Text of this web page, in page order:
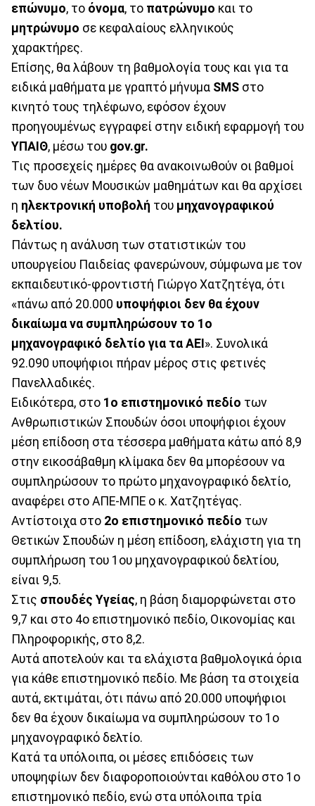
επώνυμο, το όνομα, το πατρώνυμο και το
μητρώνυμο σε κεφαλαίους ελληνικούς
χαρακτήρες.
Επίσης, θα λάβουν τη βαθμολογία τους και για τα
ειδικά μαθήματα με γραπτό μήνυμα SMS στο
κινητό τους τηλέφωνο, εφόσον έχουν
προηγουμένως εγγραφεί στην ειδική εφαρμογή του
ΥΠΑΙΘ, μέσω του gov.gr.
Τις προσεχείς ημέρες θα ανακοινωθούν οι βαθμοί
των δυο νέων Μουσικών μαθημάτων και θα αρχίσει
η ηλεκτρονική υποβολή του μηχανογραφικού
δελτίου.
Πάντως η ανάλυση των στατιστικών του
υπουργείου Παιδείας φανερώνουν, σύμφωνα με τον
εκπαιδευτικό-φροντιστή Γιώργο Χατζητέγα, ότι
«πάνω από 20.000 υποψήφιοι δεν θα έχουν
δικαίωμα να συμπληρώσουν το 1ο
μηχανογραφικό δελτίο για τα ΑΕΙ». Συνολικά
92.090 υποψήφιοι πήραν μέρος στις φετινές
Πανελλαδικές.
Ειδικότερα, στο 1ο επιστημονικό πεδίο των
Ανθρωπιστικών Σπουδών όσοι υποψήφιοι έχουν
μέση επίδοση στα τέσσερα μαθήματα κάτω από 8,9
στην εικοσάβαθμη κλίμακα δεν θα μπορέσουν να
συμπληρώσουν το πρώτο μηχανογραφικό δελτίο,
αναφέρει στο ΑΠΕ-ΜΠΕ ο κ. Χατζητέγας.
Αντίστοιχα στο 2ο επιστημονικό πεδίο των
Θετικών Σπουδών η μέση επίδοση, ελάχιστη για τη
συμπλήρωση του 1ου μηχανογραφικού δελτίου,
είναι 9,5.
Στις σπουδές Υγείας, η βάση διαμορφώνεται στο
9,7 και στο 4ο επιστημονικό πεδίο, Οικονομίας και
Πληροφορικής, στο 8,2.
Αυτά αποτελούν και τα ελάχιστα βαθμολογικά όρια
για κάθε επιστημονικό πεδίο. Με βάση τα στοιχεία
αυτά, εκτιμάται, ότι πάνω από 20.000 υποψήφιοι
δεν θα έχουν δικαίωμα να συμπληρώσουν το 1ο
μηχανογραφικό δελτίο.
Κατά τα υπόλοιπα, οι μέσες επιδόσεις των
υποψηφίων δεν διαφοροποιούνται καθόλου στο 1ο
επιστημονικό πεδίο, ενώ στα υπόλοιπα τρία